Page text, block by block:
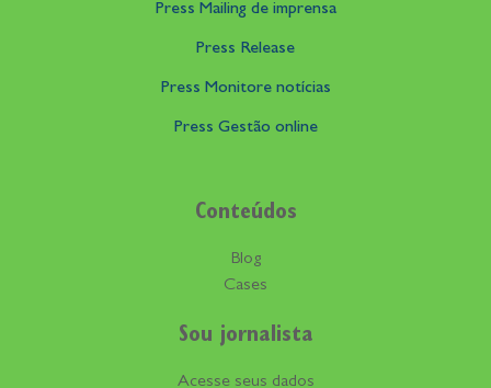
Press Mailing de imprensa
Press Release
Press Monitore notícias
Press Gestão online
Conteúdos
Blog
Cases
Sou jornalista
Acesse seus dados